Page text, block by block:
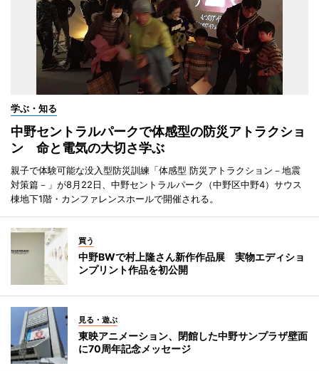
学ぶ・知る
中野セントラルパークで体感型の防災アトラクショ
ン 命と電気の大切さ学ぶ
親子で体験可能な没入型防災訓練「体感型 防災アトラクション－地震
対策篇－」が8月22日、中野セントラルパーク（中野区中野4）サウス
棟地下1階・カンファレンスホールで開催される。
買う
中野BWで村上隆さん新作作品展 実物エディショ
ンプリント作品を初公開
見る・遊ぶ
東映アニメーション、閉館した中野サンプラザ壁面
に70周年記念メッセージ